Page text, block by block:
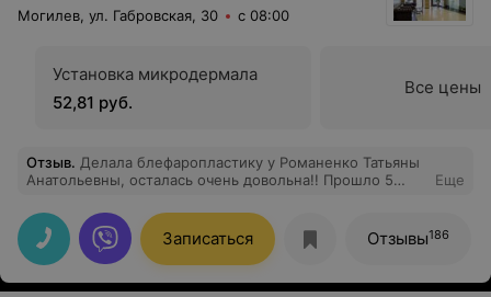
Могилев, ул. Габровская, 30 с 08:00
Установка микродермала
52,81 руб.
Все цены
Отзыв. Делала блефаропластику у Романенко Татьяны
Анатольевны, осталась очень довольна!! Прошло 5
уже моложе на 10 лет, швы аккуратнейшие и
практически незаметны))! Я просто в восторге!
Никогда такая красивая не была))) Сервис отличный. Я
выбрала седация+местный обезбол, все прошло
быстро, хорошо и спокойно. Отдельная благодарность
Еще
Записаться Отзывы186